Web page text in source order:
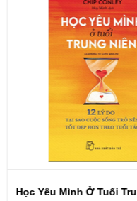
Học Yêu Mình Ở Tuổi Trung